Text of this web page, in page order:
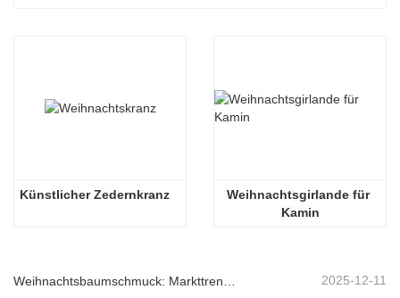
Künstlicher Zedernkranz
Weihnachtsgirlande für
Kamin
Weihnachtsbaumschmuck: Markttrends, Einblicke in die Lieferkette und Beschaffungsleitfaden 2025 2025-12-11